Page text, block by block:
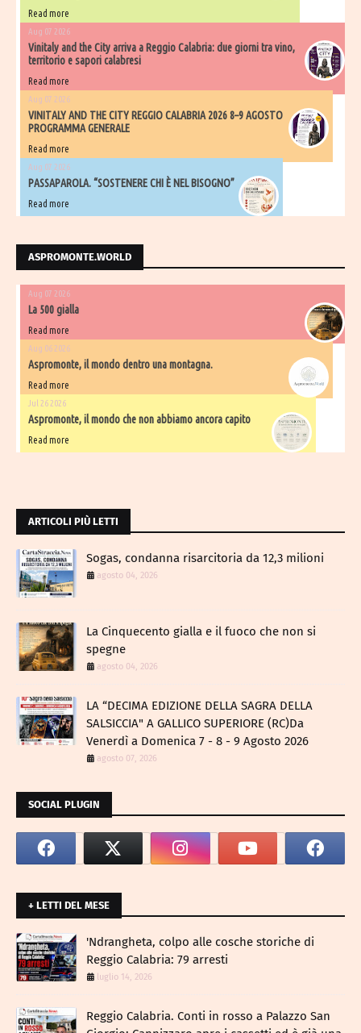
Read more
Aug 07 2026
Vinitaly and the City arriva a Reggio Calabria: due giorni tra vino,
territorio e sapori calabresi
Read more
Aug 07 2026
VINITALY AND THE CITY REGGIO CALABRIA 2026 8–9 AGOSTO
PROGRAMMA GENERALE
Read more
Aug 07 2026
PASSAPAROLA. “SOSTENERE CHI È NEL BISOGNO”
Read more
ASPROMONTE.WORLD
Aug 07 2026
La 500 gialla
Read more
Aug 06 2026
Aspromonte, il mondo dentro una montagna.
Read more
Jul 26 2026
Aspromonte, il mondo che non abbiamo ancora capito
Read more
ARTICOLI PIÙ LETTI
Sogas, condanna risarcitoria da 12,3 milioni
agosto 04, 2026
La Cinquecento gialla e il fuoco che non si
spegne
agosto 04, 2026
LA “DECIMA EDIZIONE DELLA SAGRA DELLA
SALSICCIA" A GALLICO SUPERIORE (RC)Da
Venerdì a Domenica 7 - 8 - 9 Agosto 2026
agosto 07, 2026
SOCIAL PLUGIN
+ LETTI DEL MESE
​'Ndrangheta, colpo alle cosche storiche di
Reggio Calabria: 79 arresti
luglio 14, 2026
Reggio Calabria. Conti in rosso a Palazzo San